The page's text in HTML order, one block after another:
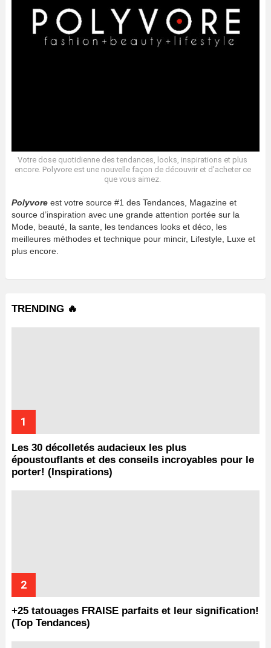
Votre dose quotidienne des tendances, looks, inspirations et plus
encore. Polyvore est une nouvelle façon de découvrir et d’acheter ce
que vous aimez.
Polyvore est votre source #1 des Tendances, Magazine et
source d’inspiration avec une grande attention portée sur la
Mode, beauté, la sante, les tendances looks et déco, les
meilleures méthodes et technique pour mincir, Lifestyle, Luxe et
plus encore.
TRENDING 🔥
Les 30 décolletés audacieux les plus
époustouflants et des conseils incroyables pour le
porter! (Inspirations)
+25 tatouages ​​FRAISE parfaits et leur signification!
(Top Tendances)